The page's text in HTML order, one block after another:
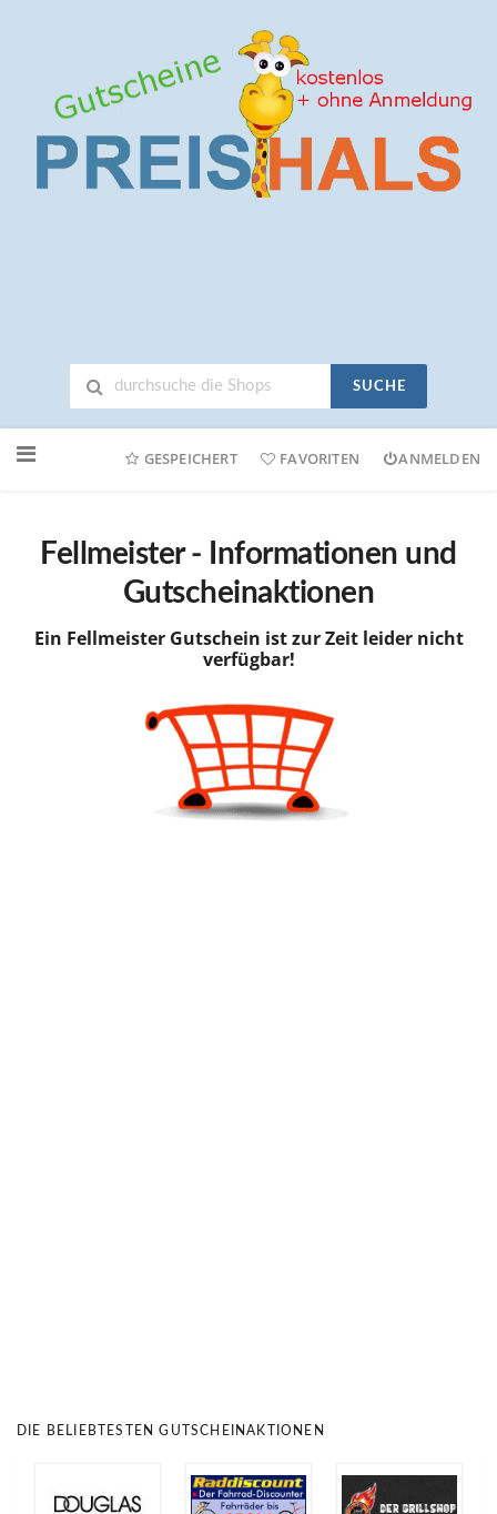
SUCHE
Online-
GESPEICHERT FAVORITEN ANMELDEN
Fellmeister - Informationen und
Gutscheinaktionen
Ein Fellmeister Gutschein ist zur Zeit leider nicht
verfügbar!
DIE BELIEBTESTEN GUTSCHEINAKTIONEN